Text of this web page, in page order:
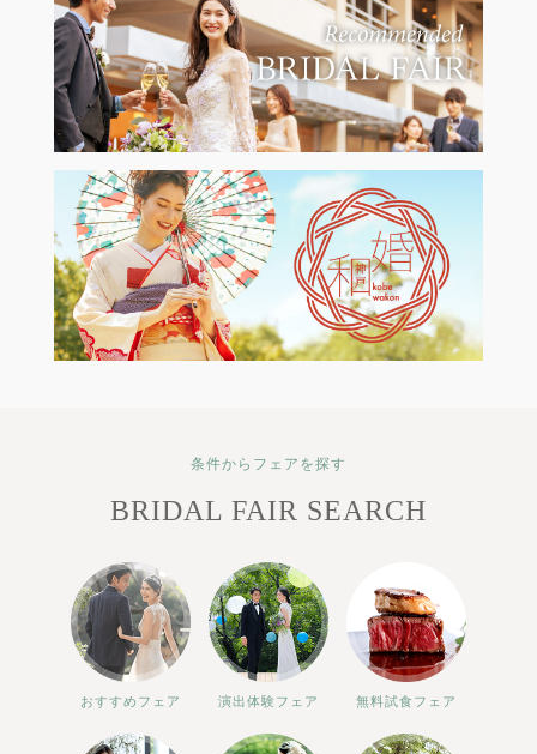
条件からフェアを探す
BRIDAL FAIR SEARCH
おすすめフェア 演出体験フェア 無料試食フェア